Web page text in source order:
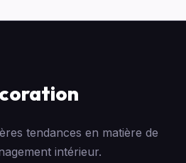
tendances en matière de
intérieur.